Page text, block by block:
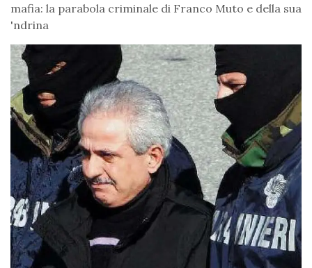
mafia: la parabola criminale di Franco Muto e della sua
'ndrina